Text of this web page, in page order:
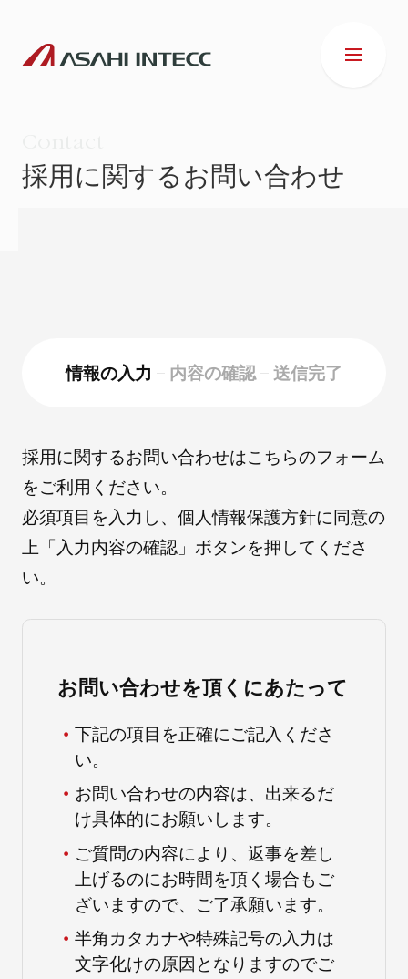
採用情報
自社ブランド製品 医療機器・医療部材・産業部材
ニュースリリース
朝日インテックとは
医療関係の皆さまへ
採用に関するお問い合わせ
情報の入力 内容の確認 送信完了
採用に関するお問い合わせはこちらのフォーム
をご利用ください。
必須項目を入力し、個人情報保護方針に同意の
上「入力内容の確認」ボタンを押してくださ
い。
お問い合わせを頂くにあたって
下記の項目を正確にご記入くださ
い。
お問い合わせの内容は、出来るだ
け具体的にお願いします。
ご質問の内容により、返事を差し
上げるのにお時間を頂く場合もご
ざいますので、ご了承願います。
半角カタカナや特殊記号の入力は
文字化けの原因となりますのでご